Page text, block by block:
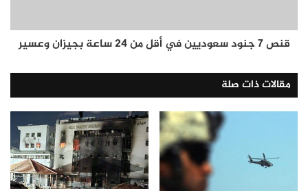
قنص 7 جنود سعوديين في أقل من 24 ساعة بجيزان وعسير
مقالات ذات صلة